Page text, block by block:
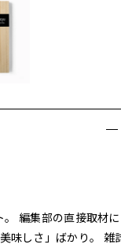
編集部の直接取材
味しさ」ばかり。 雑